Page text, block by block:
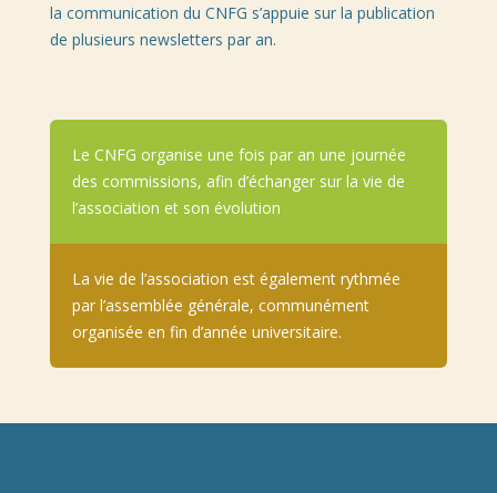
la communication du CNFG s’appuie sur la publication
de plusieurs newsletters par an.
Le CNFG organise une fois par an une journée
des commissions, afin d’échanger sur la vie de
l’association et son évolution
La vie de l’association est également rythmée
par l’assemblée générale, communément
organisée en fin d’année universitaire.